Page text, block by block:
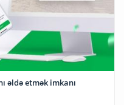
əldə etmək imkanı